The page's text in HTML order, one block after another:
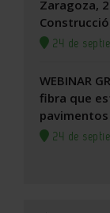
Zaragoza,
24 de
WEBINAR
fibra que
24 de